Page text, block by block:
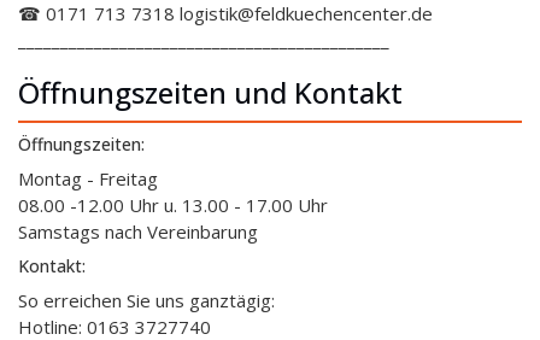
☎ 0171 713 7318 logistik@feldkuechencenter.de
Öffnungszeiten und Kontakt
Öffnungszeiten:
Montag - Freitag
08.00 -12.00 Uhr u. 13.00 - 17.00 Uhr
Samstags nach Vereinbarung
Kontakt:
So erreichen Sie uns ganztägig:
Hotline: 0163 3727740